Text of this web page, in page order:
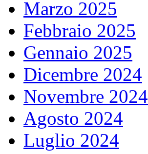
Marzo 2025
Febbraio 2025
Gennaio 2025
Dicembre 2024
Novembre 2024
Agosto 2024
Luglio 2024